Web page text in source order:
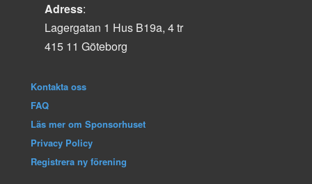
Adress:
Lagergatan 1 Hus B19a, 4 tr
415 11 Göteborg
Kontakta oss
FAQ
Läs mer om Sponsorhuset
Privacy Policy
Registrera ny förening